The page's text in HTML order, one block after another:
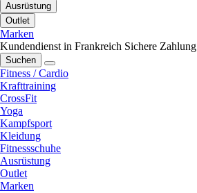
Ausrüstung
Outlet
Marken
Kundendienst in Frankreich Sichere Zahlung
Suchen
Fitness / Cardio
Krafttraining
CrossFit
Yoga
Kampfsport
Kleidung
Fitnessschuhe
Ausrüstung
Outlet
Marken